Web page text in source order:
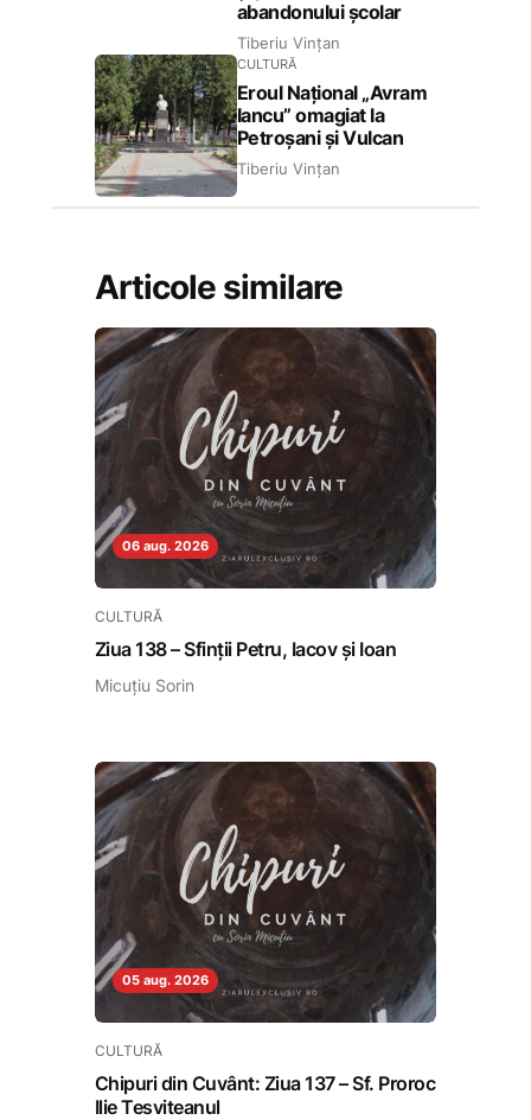
abandonului școlar
Tiberiu Vințan
CULTURĂ
Eroul Național „Avram
Iancu” omagiat la
Petroșani și Vulcan
Tiberiu Vințan
Articole similare
06 aug. 2026
CULTURĂ
Ziua 138 – Sfinții Petru, Iacov și Ioan
Micuțiu Sorin
05 aug. 2026
CULTURĂ
Chipuri din Cuvânt: Ziua 137 – Sf. Proroc
Ilie Tesviteanul